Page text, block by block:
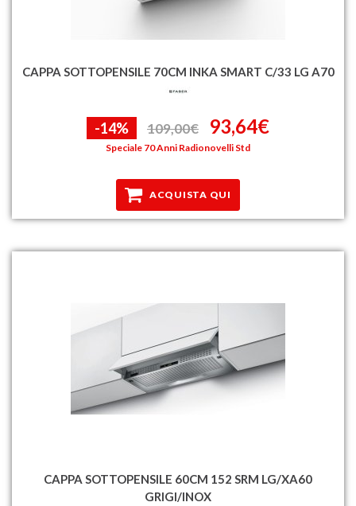
CAPPA SOTTOPENSILE 70CM INKA SMART C/33 LG A70
-14% 109,00€ 93,64€
Speciale 70 Anni Radionovelli Std
ACQUISTA QUI
CAPPA SOTTOPENSILE 60CM 152 SRM LG/XA60
GRIGI/INOX